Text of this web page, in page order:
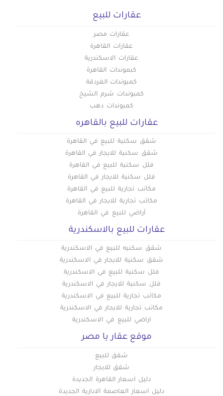
عقارات للبيع
عقارات مصر
عقارات القاهرة
عقارات الاسكندرية
كبموندات القاهرة
كمبوندات الغردقة
كمبوندات شرم الشيخ
كمبوندات دهب
عقارات للبيع بالقاهره
شقق سكنية للبيع في القاهرة
شقق سكنية للايجار في القاهرة
فلل سكنية للبيع في القاهرة
فلل سكنية للايجار في القاهرة
مكاتب تجارية للبيع في القاهرة
مكاتب تجارية للايجار في القاهرة
أراضي للبيع في القاهرة
عقارات للبيع بالاسكندرية
شقق سكنيه للبيع في الاسكندرية
شقق سكنية للايجار في الاسكندرية
فلل سكنية للبيع في الاسكندرية
فلل سكنية للايجار في الاسكندرية
مكاتب تجارية للبيع في الاسكندرية
مكاتب تجارية للايجار في الاسكندرية
اراضي للبيع في الاسكندرية
موقع عقار يا مصر
شقق للبيع
شقق للايجار
دليل اسعار القاهرة الجديدة
دليل اسعار العاصمة الادارية الجديدة